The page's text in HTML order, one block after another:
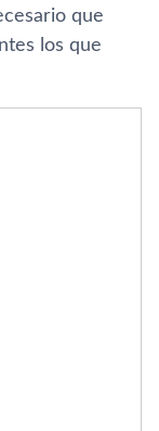
que
los que